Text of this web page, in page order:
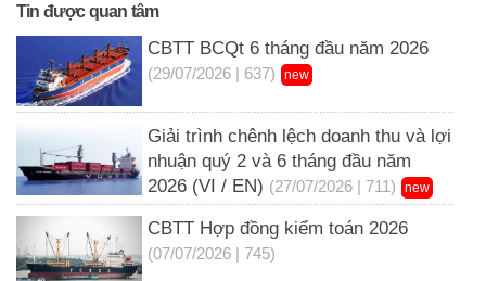
Tin được quan tâm
CBTT BCQt 6 tháng đầu năm 2026
(29/07/2026 | 637) new
Giải trình chênh lệch doanh thu và lợi
nhuận quý 2 và 6 tháng đầu năm
2026 (VI / EN) (27/07/2026 | 711) new
CBTT Hợp đồng kiểm toán 2026
(07/07/2026 | 745)